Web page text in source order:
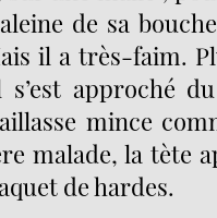
de sa
il a très-faim.
approché
mince
malade, la tète
de hardes.